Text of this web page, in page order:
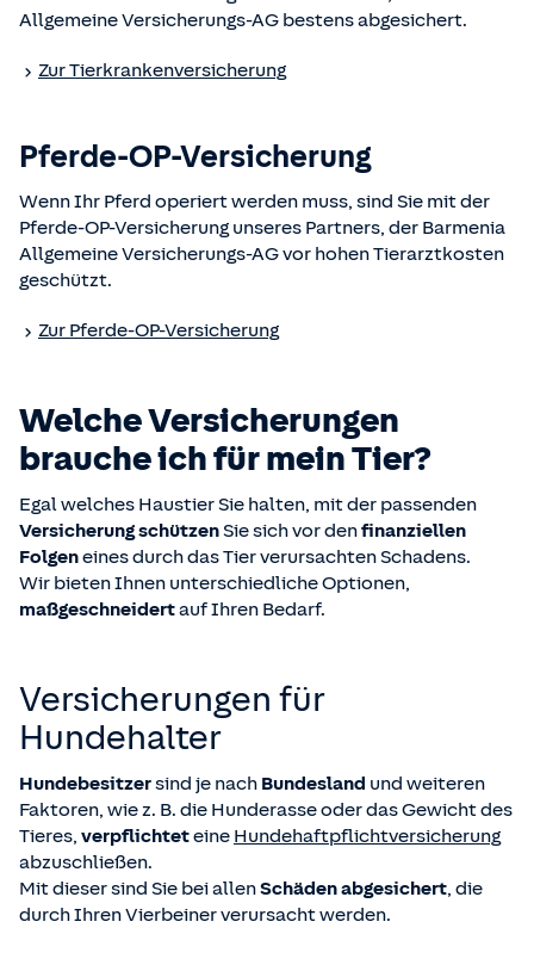
Allgemeine Versicherungs-AG bestens abgesichert.
Zur Tierkranken­versicherung
Pferde-OP-Versicherung
Wenn Ihr Pferd operiert werden muss, sind Sie mit der
Pferde-OP-Versicherung unseres Partners, der Barmenia
Allgemeine Versicherungs-AG vor hohen Tierarztkosten
geschützt.
Zur Pferde-OP-Versicherung
Welche Versicherungen
brauche ich für mein Tier?
Egal welches Haustier Sie halten, mit der passenden
VersicherungschützenSie sich vor denfinanziellen
Folgeneines durch das Tier verursachten Schadens.
Wir bieten Ihnen unterschiedliche Optionen,
maßgeschneidertauf Ihren Bedarf.
Versicherungen für
Hundehalter
Hundebesitzersind je nach Bundesland und weiteren
Faktoren, wie z. B. die Hunderasse oder das Gewicht des
Tieres, verpflichteteine Hundehaftpflichtversicherung
abzuschließen.
Mit dieser sind Sie bei allenSchäden abgesichert, die
durch Ihren Vierbeiner verursacht werden.